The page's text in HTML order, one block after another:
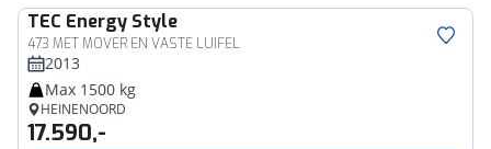
TEC Energy Style
473 MET MOVER EN VASTE LUIFEL
2013
Max 1500 kg
HEINENOORD
17.590,-